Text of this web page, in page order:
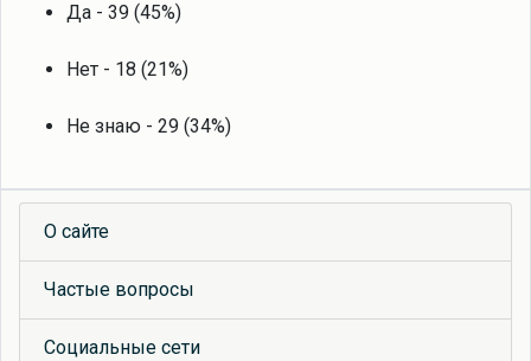
Да - 39 (45%)
Нет - 18 (21%)
Не знаю - 29 (34%)
О сайте
Частые вопросы
Социальные сети